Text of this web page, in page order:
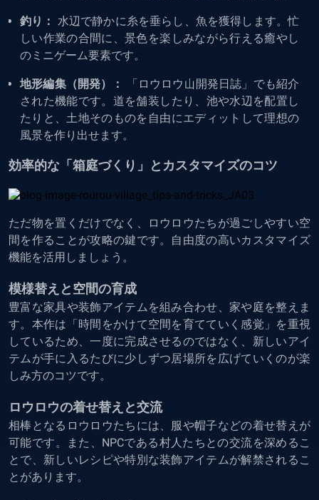
釣り： 水辺で静かに糸を垂らし、魚を獲得します。忙
しい作業の合間に、景色を楽しみながら行える癒やし
のミニゲーム要素です。
地形編集（開発）：
「ロウロウ山開発日誌」でも紹介
された機能です。道を舗装したり、池や水辺を配置し
たりと、土地そのものを自由にエディットして理想の
風景を作り出せます。
効率的な「箱庭づくり」とカスタマイズのコツ
ただ物を置くだけでなく、ロウロウたちが過ごしやすい空
間を作ることが攻略の鍵です。自由度の高いカスタマイズ
機能を活用しましょう。
模様替えと空間の育成
豊富な家具や装飾アイテムを組み合わせ、家や庭を整えま
す。本作は「時間をかけて空間を育てていく感覚」を重視
しているため、一度に完成させるのではなく、新しいアイ
テムが手に入るたびに少しずつ居場所を広げていくのが楽
しみ方のコツです。
ロウロウの着せ替えと交流
相棒となるロウロウたちには、服や帽子などの着せ替えが
可能です。また、NPCである村人たちとの交流を深めるこ
とで、新しいレシピや特別な装飾アイテムが解禁されるこ
とがあります。